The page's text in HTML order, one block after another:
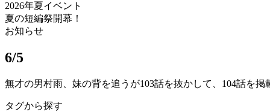
2026年夏イベント
夏の短編祭開幕！
お知らせ
6/5
無才の男村雨、妹の背を追うが103話を抜かして、104話を
タグから探す